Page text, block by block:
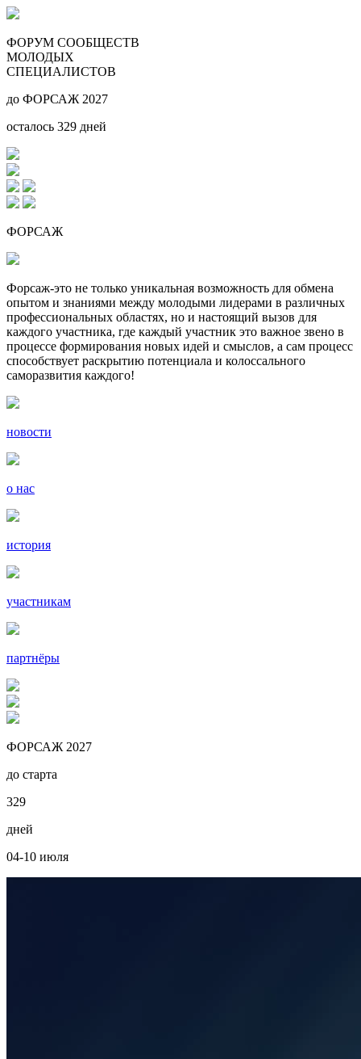
ФОРУМ СООБЩЕСТВ
МОЛОДЫХ
СПЕЦИАЛИСТОВ
до ФОРСАЖ 2027
осталось 329 дней
ФОРСАЖ
Форсаж-это не только уникальная возможность для обмена
опытом и знаниями между молодыми лидерами в различных
профессиональных областях, но и настоящий вызов для
каждого участника, где каждый участник это важное звено в
процессе формирования новых идей и смыслов, а сам процесс
способствует раскрытию потенциала и колоссального
саморазвития каждого!
новости
о нас
история
участникам
партнёры
ФОРСАЖ 2027
до старта
329
дней
04-10 июля